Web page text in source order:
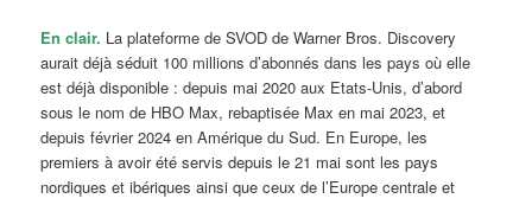
En clair. La plateforme de SVOD de Warner Bros. Discovery
aurait déjà séduit 100 millions d’abonnés dans les pays où elle
est déjà disponible : depuis mai 2020 aux Etats-Unis, d’abord
sous le nom de HBO Max, rebaptisée Max en mai 2023, et
depuis février 2024 en Amérique du Sud. En Europe, les
premiers à avoir été servis depuis le 21 mai sont les pays
nordiques et ibériques ainsi que ceux de l’Europe centrale et